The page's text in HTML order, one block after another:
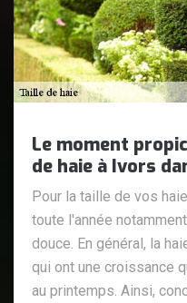
Le moment
de haie à Ivors
Pour la taille de vos
toute l'année
douce. En général, la
qui ont une croissance
au printemps. Ainsi,